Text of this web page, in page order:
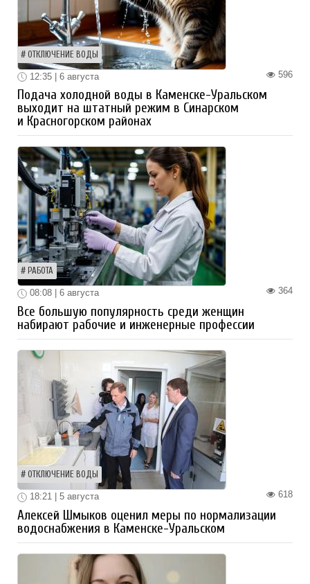
ОТКЛЮЧЕНИЕ ВОДЫ
596
12:35 | 6 августа
Подача холодной воды в Каменске-Уральском
выходит на штатный режим в Синарском
и Красногорском районах
РАБОТА
364
08:08 | 6 августа
Все большую популярность среди женщин
набирают рабочие и инженерные профессии
ОТКЛЮЧЕНИЕ ВОДЫ
618
18:21 | 5 августа
Алексей Шмыков оценил меры по нормализации
водоснабжения в Каменске-Уральском